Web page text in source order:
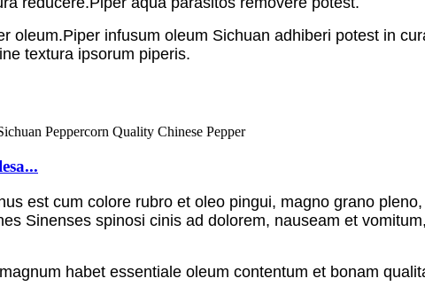
oleum.Piper infusum oleum Sichuan adhiberi potest in
textura ipsorum piperis.
est cum colore rubro et oleo pingui, magno grano
Sinenses spinosi cinis ad dolorem, nauseam et
habet essentiale oleum contentum et bonam